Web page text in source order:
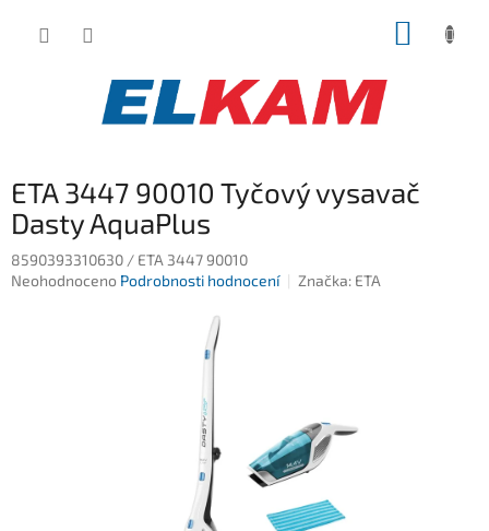
ETA 3447 90010 Tyčový vysavač
Dasty AquaPlus
8590393310630 / ETA 3447 90010
Průměrné
Neohodnoceno Podrobnosti hodnocení Značka: ETA